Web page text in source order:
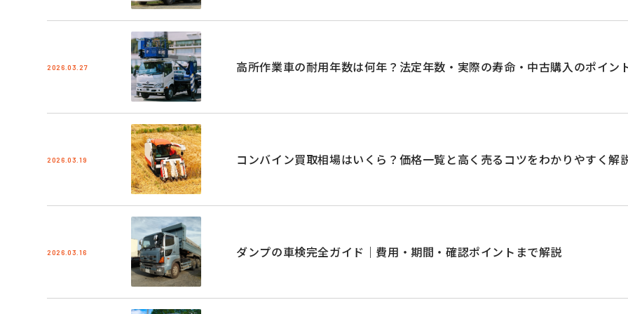
2026.03.27 高所作業車の耐用年数は何年？法定年数・実際の寿命・中古購入のポイン
2026.03.19 コンバイン買取相場はいくら？価格一覧と高く売るコツをわかりやすく解
2026.03.16 ダンプの車検完全ガイド｜費用・期間・確認ポイントまで解説